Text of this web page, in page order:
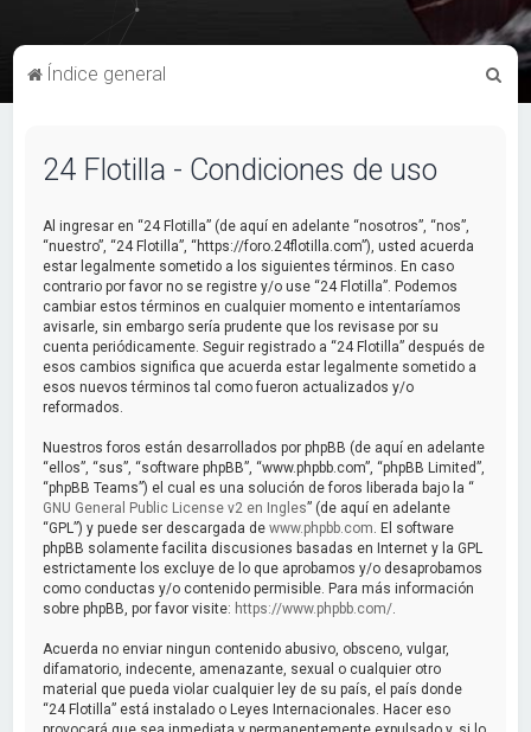
Índice general
24 Flotilla - Condiciones de uso
Al ingresar en “24 Flotilla” (de aquí en adelante “nosotros”, “nos”,
“nuestro”, “24 Flotilla”, “https://foro.24flotilla.com”), usted acuerda
estar legalmente sometido a los siguientes términos. En caso
contrario por favor no se registre y/o use “24 Flotilla”. Podemos
cambiar estos términos en cualquier momento e intentaríamos
avisarle, sin embargo sería prudente que los revisase por su
cuenta periódicamente. Seguir registrado a “24 Flotilla” después de
esos cambios significa que acuerda estar legalmente sometido a
esos nuevos términos tal como fueron actualizados y/o
reformados.
Nuestros foros están desarrollados por phpBB (de aquí en adelante
“ellos”, “sus”, “software phpBB”, “www.phpbb.com”, “phpBB Limited”,
“phpBB Teams”) el cual es una solución de foros liberada bajo la “
GNU General Public License v2 en Ingles” (de aquí en adelante
“GPL”) y puede ser descargada dewww.phpbb.com . El software
phpBB solamente facilita discusiones basadas en Internet y la GPL
estrictamente los excluye de lo que aprobamos y/o desaprobamos
como conductas y/o contenido permisible. Para más información
sobre phpBB, por favor visite: https://www.phpbb.com/
Acuerda no enviar ningun contenido abusivo, obsceno, vulgar,
difamatorio, indecente, amenazante, sexual o cualquier otro
material que pueda violar cualquier ley de su país, el país donde
“24 Flotilla” está instalado o Leyes Internacionales. Hacer eso